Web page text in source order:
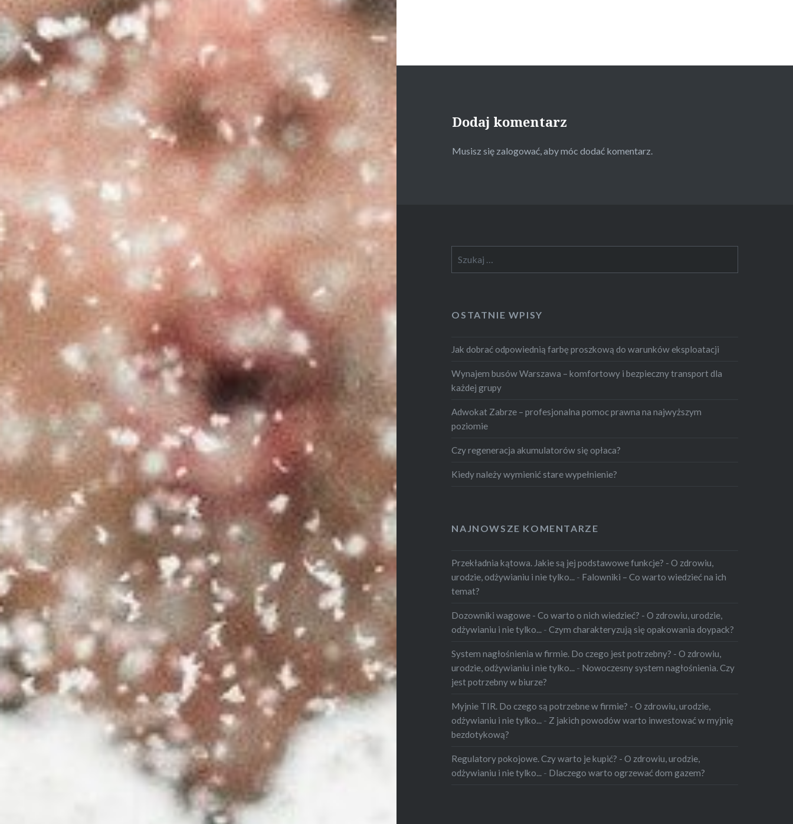
Dodaj komentarz
Musisz się zalogować, aby móc dodać komentarz.
OSTATNIE WPISY
Jak dobrać odpowiednią farbę proszkową do warunków eksploatacji
Wynajem busów Warszawa – komfortowy i bezpieczny transport dla
każdej grupy
Adwokat Zabrze – profesjonalna pomoc prawna na najwyższym
poziomie
Czy regeneracja akumulatorów się opłaca?
Kiedy należy wymienić stare wypełnienie?
NAJNOWSZE KOMENTARZE
Przekładnia kątowa. Jakie są jej podstawowe funkcje? - O zdrowiu,
urodzie, odżywianiu i nie tylko... - Falowniki – Co warto wiedzieć na ich
temat?
Dozowniki wagowe - Co warto o nich wiedzieć? - O zdrowiu, urodzie,
odżywianiu i nie tylko... -Czym charakteryzują się opakowania doypack?
System nagłośnienia w firmie. Do czego jest potrzebny? - O zdrowiu,
urodzie, odżywianiu i nie tylko... - Nowoczesny system nagłośnienia. Czy
jest potrzebny w biurze?
Myjnie TIR. Do czego są potrzebne w firmie? - O zdrowiu, urodzie,
odżywianiu i nie tylko... - Z jakich powodów warto inwestować w myjnię
bezdotykową?
Regulatory pokojowe. Czy warto je kupić? - O zdrowiu, urodzie,
odżywianiu i nie tylko... - Dlaczego warto ogrzewać dom gazem?